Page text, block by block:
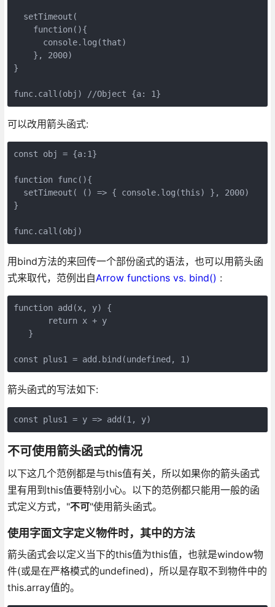
  setTimeout(
    function(){
      console.log(that)
    }, 2000)
}
可以改用箭头函式:
const obj = {a:1}
function func(){
  setTimeout( () => { console.log(this) }, 2000)
}
用bind方法的来回传一个部份函式的语法，也可以用箭头函
式来取代，范例出自Arrow functions vs. bind() :
function add(x, y) {
       return x + y
   }
箭头函式的写法如下:
不可使用箭头函式的情况
以下这几个范例都是与this值有关，所以如果你的箭头函式
里有用到this值要特别小心。以下的范例都只能用一般的函
式定义方式，"不可"使用箭头函式。
使用字面文字定义物件时，其中的方法
箭头函式会以定义当下的this值为this值，也就是window物
件(或是在严格模式的undefined)，所以是存取不到物件中的
this.array值的。